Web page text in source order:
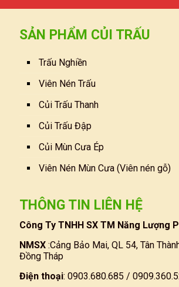
SẢN PHẨM CỦI TRẤU
Trấu Nghiền
Viên Nén Trấu
Củi Trấu Thanh
Củi Trấu Đập
Củi Mùn Cưa Ép
Viên Nén Mùn Cưa (Viên nén gỗ)
THÔNG TIN LIÊN HỆ
Công Ty TNHH SX TM Năng Lượng
NMSX :Cảng Bảo Mai, QL 54, Tân
Đồng Tháp
Điện thoại: 0903.680.685 /